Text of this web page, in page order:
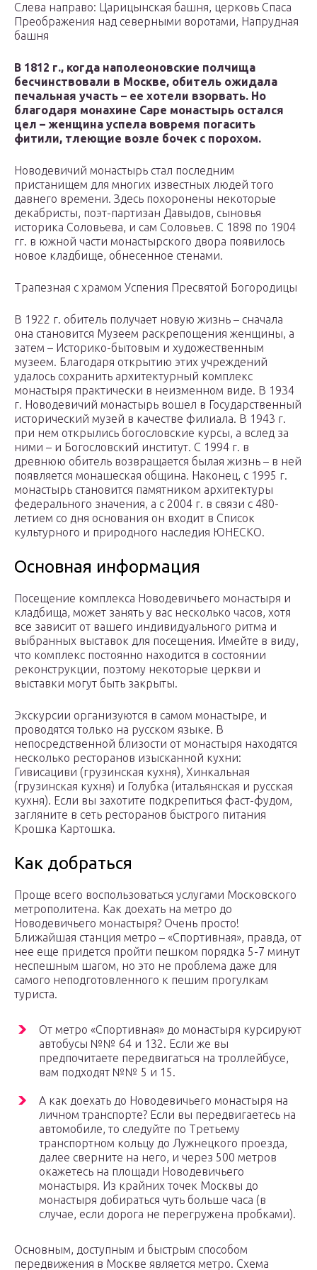
Слева направо: Царицынская башня, церковь Спаса
Преображения над северными воротами, Напрудная
башня
В 1812 г., когда наполеоновские полчища
бесчинствовали в Москве, обитель ожидала
печальная участь – ее хотели взорвать. Но
благодаря монахине Саре монастырь остался
цел – женщина успела вовремя погасить
фитили, тлеющие возле бочек с порохом.
Новодевичий монастырь стал последним
пристанищем для многих известных людей того
давнего времени. Здесь похоронены некоторые
декабристы, поэт-партизан Давыдов, сыновья
историка Соловьева, и сам Соловьев. С 1898 по 1904
гг. в южной части монастырского двора появилось
новое кладбище, обнесенное стенами.
Трапезная с храмом Успения Пресвятой Богородицы
В 1922 г. обитель получает новую жизнь – сначала
она становится Музеем раскрепощения женщины, а
затем – Историко-бытовым и художественным
музеем. Благодаря открытию этих учреждений
удалось сохранить архитектурный комплекс
монастыря практически в неизменном виде. В 1934
г. Новодевичий монастырь вошел в Государственный
исторический музей в качестве филиала. В 1943 г.
при нем открылись богословские курсы, а вслед за
ними – и Богословский институт. С 1994 г. в
древнюю обитель возвращается былая жизнь – в ней
появляется монашеская община. Наконец, с 1995 г.
монастырь становится памятником архитектуры
федерального значения, а с 2004 г. в связи с 480-
летием со дня основания он входит в Список
культурного и природного наследия ЮНЕСКО.
Основная информация
Посещение комплекса Новодевичьего монастыря и
кладбища, может занять у вас несколько часов, хотя
все зависит от вашего индивидуального ритма и
выбранных выставок для посещения. Имейте в виду,
что комплекс постоянно находится в состоянии
реконструкции, поэтому некоторые церкви и
выставки могут быть закрыты.
Экскурсии организуются в самом монастыре, и
проводятся только на русском языке. В
непосредственной близости от монастыря находятся
несколько ресторанов изысканной кухни:
Гивисациви (грузинская кухня), Хинкальная
(грузинская кухня) и Голубка (итальянская и русская
кухня). Если вы захотите подкрепиться фаст-фудом,
загляните в сеть ресторанов быстрого питания
Крошка Картошка.
Как добраться
Проще всего воспользоваться услугами Московского
метрополитена. Как доехать на метро до
Новодевичьего монастыря? Очень просто!
Ближайшая станция метро – «Спортивная», правда, от
нее еще придется пройти пешком порядка 5-7 минут
неспешным шагом, но это не проблема даже для
самого неподготовленного к пешим прогулкам
туриста.
От метро «Спортивная» до монастыря курсируют
автобусы №№ 64 и 132. Если же вы
предпочитаете передвигаться на троллейбусе,
вам подходят №№ 5 и 15.
А как доехать до Новодевичьего монастыря на
личном транспорте? Если вы передвигаетесь на
автомобиле, то следуйте по Третьему
транспортном кольцу до Лужнецкого проезда,
далее сверните на него, и через 500 метров
окажетесь на площади Новодевичьего
монастыря. Из крайних точек Москвы до
монастыря добираться чуть больше часа (в
случае, если дорога не перегружена пробками).
Основным, доступным и быстрым способом
передвижения в Москве является метро. Схема